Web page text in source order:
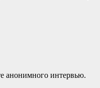
анонимного интервью.